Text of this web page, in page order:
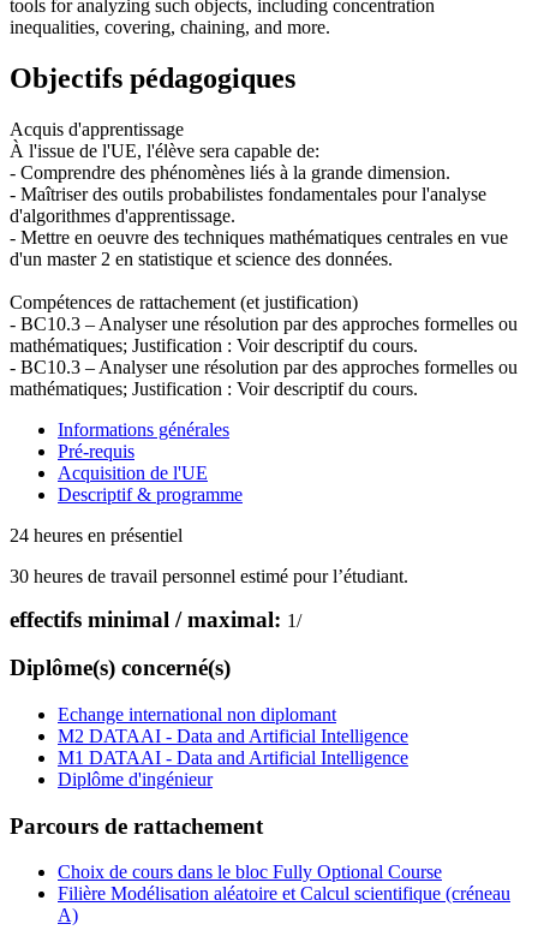
tools for analyzing such objects, including concentration
inequalities, covering, chaining, and more.
Objectifs pédagogiques
Acquis d'apprentissage
À l'issue de l'UE, l'élève sera capable de:
- Comprendre des phénomènes liés à la grande dimension.
- Maîtriser des outils probabilistes fondamentales pour l'analyse
d'algorithmes d'apprentissage.
- Mettre en oeuvre des techniques mathématiques centrales en vue
d'un master 2 en statistique et science des données.
Compétences de rattachement (et justification)
- BC10.3 – Analyser une résolution par des approches formelles ou
mathématiques; Justification : Voir descriptif du cours.
- BC10.3 – Analyser une résolution par des approches formelles ou
mathématiques; Justification : Voir descriptif du cours.
Informations générales
Pré-requis
Acquisition de l'UE
Descriptif & programme
24 heures en présentiel
30 heures de travail personnel estimé pour l’étudiant.
effectifs minimal / maximal: 1/
Diplôme(s) concerné(s)
Echange international non diplomant
M2 DATAAI - Data and Artificial Intelligence
M1 DATAAI - Data and Artificial Intelligence
Diplôme d'ingénieur
Parcours de rattachement
Choix de cours dans le bloc Fully Optional Course
Filière Modélisation aléatoire et Calcul scientifique (créneau
A)